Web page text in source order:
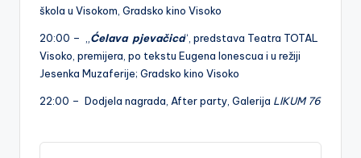
škola u Visokom, Gradsko kino Visoko
20:00 – „ Ćelava pjevačica“, predstava Teatra TOTAL
Visoko, premijera, po tekstu Eugena Ionescua i u režiji
Jesenka Muzaferije; Gradsko kino Visoko
22:00 – Dodjela nagrada, After party, Galerija LIKUM 76